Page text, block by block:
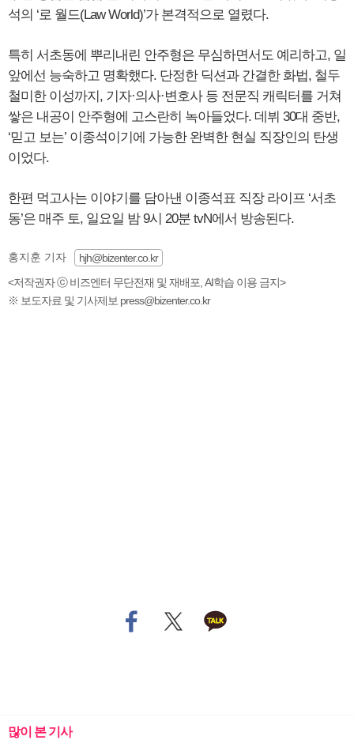
석의 ‘로 월드(Law World)’가 본격적으로 열렸다.
특히 서초동에 뿌리내린 안주형은 무심하면서도 예리하고, 일
앞에선 능숙하고 명확했다. 단정한 딕션과 간결한 화법, 철두
철미한 이성까지, 기자·의사·변호사 등 전문직 캐릭터를 거쳐
쌓은 내공이 안주형에 고스란히 녹아들었다. 데뷔 30대 중반,
‘믿고 보는’ 이종석이기에 가능한 완벽한 현실 직장인의 탄생
이었다.
한편 먹고사는 이야기를 담아낸 이종석표 직장 라이프 ‘서초
동’은 매주 토, 일요일 밤 9시 20분 tvN에서 방송된다.
홍지훈 기자
hjh@bizenter.co.kr
<저작권자 ⓒ 비즈엔터 무단전재 및 재배포, AI학습 이용 금지>
※ 보도자료 및 기사제보 press@bizenter.co.kr
많이 본 기사